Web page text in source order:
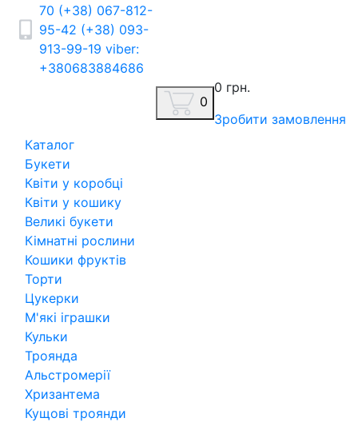
70 (+38) 067-812-
95-42 (+38) 093-
913-99-19 viber:
+380683884686
0
0 грн.
Зробити замовлення
Каталог
Букети
Квіти у коробці
Квіти у кошику
Великі букети
Кімнатні рослини
Кошики фруктів
Торти
Цукерки
М'які іграшки
Кульки
Троянда
Альстромерії
Хризантема
Кущові троянди